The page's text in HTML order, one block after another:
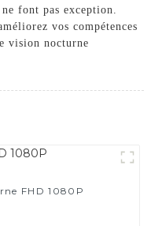
font pas exception.
vos compétences
vision nocturne
FHD 1080P